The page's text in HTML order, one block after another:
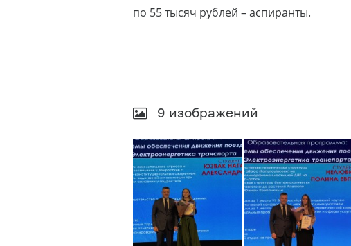
по 55 тысяч рублей – аспиранты.
9 изображений